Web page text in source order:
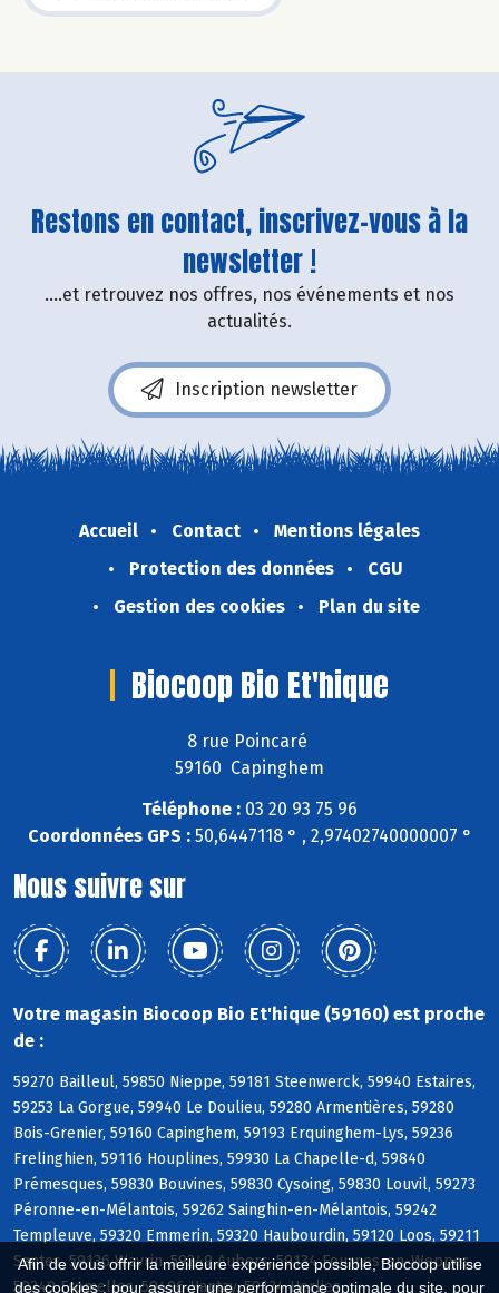
Afin de vous offrir la meilleure expérience possible, Biocoop utilise
des cookies : pour assurer une performance optimale du site, pour
Restons en contact, inscrivez-vous à la
newsletter !
....et retrouvez nos offres, nos événements et nos
actualités.
Inscription newsletter
Accueil Contact
Mentions légales
Protection des données
CGU
Gestion des cookies
Plan du site
Biocoop Bio Et'hique
8 rue Poincaré
59160 Capinghem
Téléphone : 03 20 93 75 96
Coordonnées GPS :50,6447118 ° , 2,97402740000007 °
Nous suivre sur
Votre magasin Biocoop Bio Et'hique (59160) est proche
de :
59270 Bailleul, 59850 Nieppe, 59181 Steenwerck, 59940 Estaires,
59253 La Gorgue, 59940 Le Doulieu, 59280 Armentières, 59280
Bois-Grenier, 59160 Capinghem, 59193 Erquinghem-Lys, 59236
Frelinghien, 59116 Houplines, 59930 La Chapelle-d, 59840
Prémesques, 59830 Bouvines, 59830 Cysoing, 59830 Louvil, 59273
Péronne-en-Mélantois, 59262 Sainghin-en-Mélantois, 59242
Templeuve, 59320 Emmerin, 59320 Haubourdin, 59120 Loos, 59211
Santes, 59136 Wavrin, 59249 Aubers, 59134 Fournes-en-Weppes,
59249 Fromelles, 59496 Hantay, 59134 Herlies